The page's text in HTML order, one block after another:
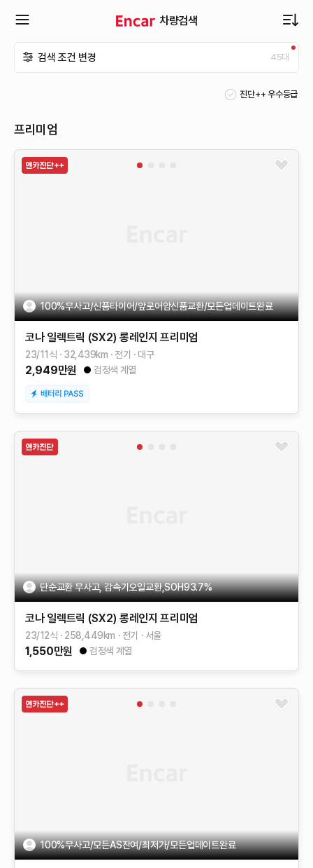
차량검색
뉴
검색 조건 변경 45대
진단++ 우수등급
프리미엄
100%무사고/신품타이어/앞로어암신품교환/모든업데이트완료
코나 일렉트릭 (SX2) 롱레인지 프리미엄
23/11식 32,439km 전기 대구
2,949만원 검정색 계열
단순교환 무사고, 감속기오일교환,SOH93.7%
코나 일렉트릭 (SX2) 롱레인지 프리미엄
23/12식 258,449km 전기 서울
1,550만원 검정색 계열
100%무사고/모든AS잔여/최저가/모든업데이트완료